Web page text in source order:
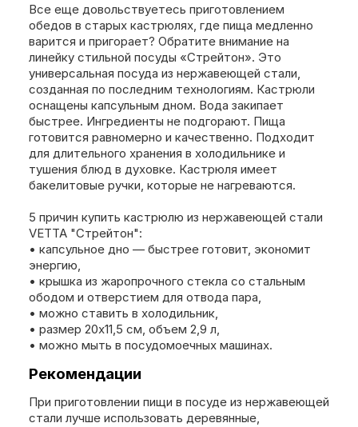
Все еще довольствуетесь приготовлением
обедов в старых кастрюлях, где пища медленно
варится и пригорает? Обратите внимание на
линейку стильной посуды «Стрейтон». Это
универсальная посуда из нержавеющей стали,
созданная по последним технологиям. Кастрюли
оснащены капсульным дном. Вода закипает
быстрее. Ингредиенты не подгорают. Пища
готовится равномерно и качественно. Подходит
для длительного хранения в холодильнике и
тушения блюд в духовке. Кастрюля имеет
бакелитовые ручки, которые не нагреваются.
5 причин купить кастрюлю из нержавеющей стали
VETTA "Стрейтон":
• капсульное дно — быстрее готовит, экономит
энергию,
• крышка из жаропрочного стекла со стальным
ободом и отверстием для отвода пара,
• можно ставить в холодильник,
• размер 20х11,5 см, объем 2,9 л,
• можно мыть в посудомоечных машинах.
Рекомендации
При приготовлении пищи в посуде из нержавеющей
стали лучше использовать деревянные,